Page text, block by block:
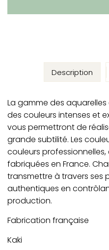
Description
La gamme des
des couleurs intenses et
vous permettront de
grande subtilité. Les
couleurs
fabriquées en France.
transmettre à travers ses
authentiques en
production.
Fabrication française
Kaki